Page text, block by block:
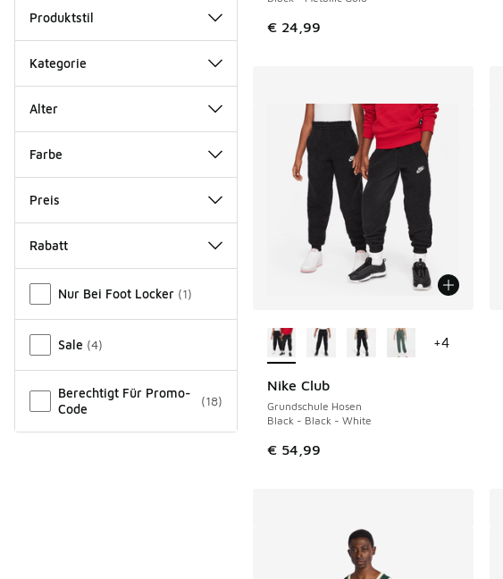
Produktstil
Kategorie
Alter
Farbe
Preis
Rabatt
Nur Bei Foot Locker (1)
Sale (4)
Berechtigt Für Promo-
Code
(18)
€ 24,99
Nike Club
Grundschule Hosen
Black - Black - White
€ 54,99
+4